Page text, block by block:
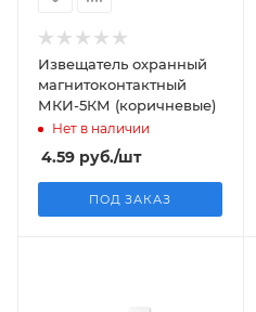
Извещатель охранный
магнитоконтактный
МКИ-5КМ (коричневые)
Нет в наличии
4.59 руб./шт
ПОД ЗАКАЗ